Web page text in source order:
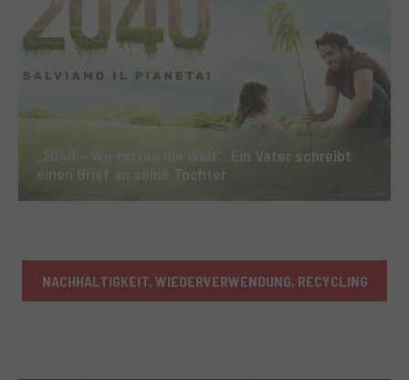
„2040 – Wir retten die Welt“: Ein Vater schreibt
einen Brief an seine Tochter
NACHHALTIGKEIT, WIEDERVERWENDUNG, RECYCLING